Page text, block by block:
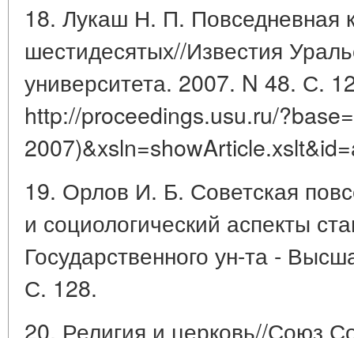
18. Лукаш Н. П. Повседневная
шестидесятых//Известия
университета. 2007. N 48. С.
http://proceedings.usu.ru/
19. Орлов И. Б. Советская
и социологический аспекты
Государственного ун-та -
С. 128.
20. Религия и церковь//Союз